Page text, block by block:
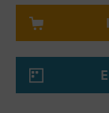
Ort installiert
zu einem